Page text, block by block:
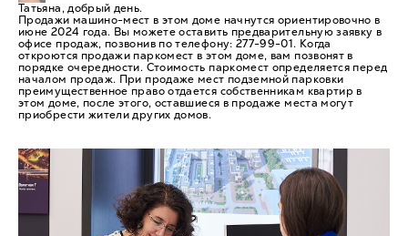
Татьяна, добрый день.
Продажи машино-мест в этом доме начнутся ориентировочно в
июне 2024 года. Вы можете оставить предварительную заявку в
офисе продаж, позвонив по телефону: 277-99-01. Когда
откроются продажи паркомест в этом доме, вам позвонят в
порядке очередности. Стоимость паркомест определяется перед
началом продаж. При продаже мест подземной парковки
преимущественное право отдается собственникам квартир в
этом доме, после этого, оставшиеся в продаже места могут
приобрести жители других домов.